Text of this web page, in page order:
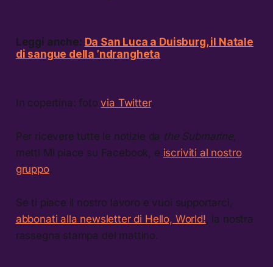
Leggi anche: Da San Luca a Duisburg, il Natale
di sangue della ’ndrangheta
In copertina: fotovia Twitter.
Per ricevere tutte le notizie da the Submarine,
metti Mi piace su Facebook, e iscriviti al nostro
gruppo.
Se ti piace il nostro lavoro e vuoi supportarci,
abbonati alla newsletter di Hello, World! , la nostra
rassegna stampa del mattino.